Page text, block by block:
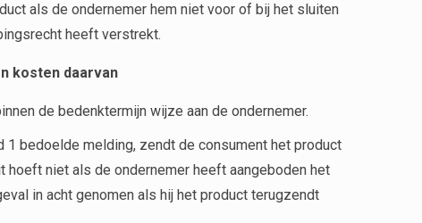
als de ondernemer hem niet voor of bij het sluiten
heeft verstrekt.
kosten daarvan
de bedenktermijn wijze aan de ondernemer.
1 bedoelde melding, zendt de consument het product
hoeft niet als de ondernemer heeft aangeboden het
in acht genomen als hij het product terugzendt